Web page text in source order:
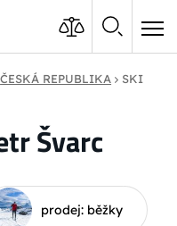
ČESKÁ REPUBLIKA
SKI
Švarc
prodej: běžky